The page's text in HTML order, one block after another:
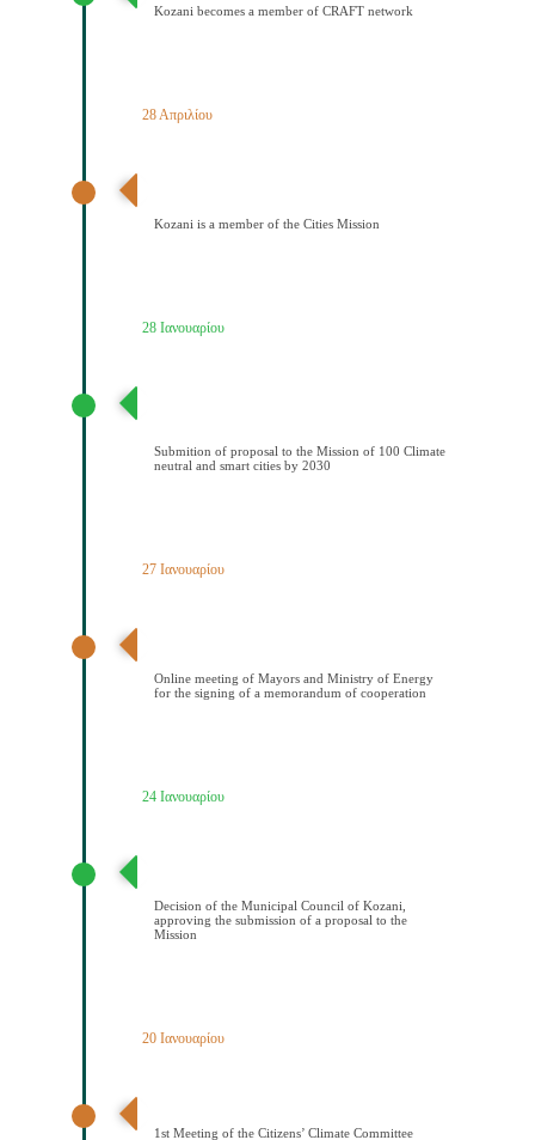
Kozani becomes a member of CRAFT network
28 Απριλίου
Kozani is a member of the Cities Mission
28 Ιανουαρίου
Submition of proposal to the Mission of 100 Climate
neutral and smart cities by 2030
27 Ιανουαρίου
Online meeting of Mayors and Ministry of Energy
for the signing of a memorandum of cooperation
24 Ιανουαρίου
Decision of the Municipal Council of Kozani,
approving the submission of a proposal to the
Mission
20 Ιανουαρίου
1st Meeting of the Citizens’ Climate Committee